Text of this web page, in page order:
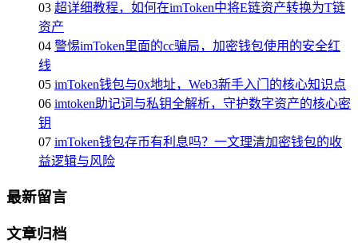
03 超详细教程，如何在imToken中将E链资产转换为T链
资产
04 警惕imToken里面的cc骗局，加密钱包使用的安全红
线
05 imToken钱包与0x地址，Web3新手入门的核心知识点
06 imtoken助记词与私钥全解析，守护数字资产的核心密
钥
07 imToken钱包存币有利息吗？一文理清加密钱包的收
益逻辑与风险
最新留言
文章归档